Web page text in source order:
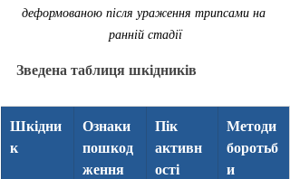
деформованою після ураження трипсами на
ранній стадії
Зведена таблиця шкідників
Шкідни
к
Ознаки
пошкод
ження
Пік
активн
ості
Методи
боротьб
и